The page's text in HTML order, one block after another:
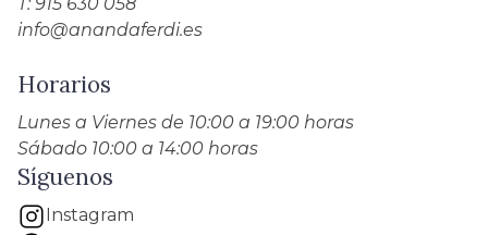
info@anandaferdi.es
Horarios
Lunes a Viernes de 10:00 a 19:00 horas
Sábado 10:00 a 14:00 horas
Síguenos
Instagram